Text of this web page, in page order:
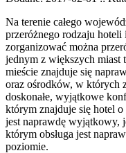
Na terenie całego
przeróżnego rodzaju
zorganizować można
jednym z większych miast
mieście znajduje się
oraz ośrodków, w których
doskonałe, wyjątkowe
którym znajduje się hotel
jest naprawdę wyjątkowy,
którym obsługa jest
poziomie.